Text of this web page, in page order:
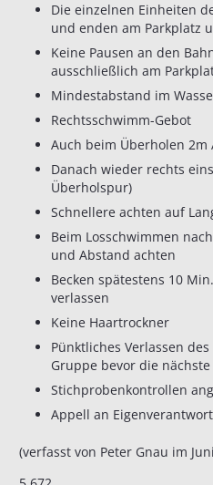
Die einzelnen Einheiten
und enden am Parkplatz
Keine Pausen an den
ausschließlich am
Mindestabstand im
Rechtsschwimm-Gebot
Auch beim Überholen 2m
Danach wieder rechts
Überholspur)
Schnellere achten auf
Beim Losschwimmen
und Abstand achten
Becken spätestens 10
verlassen
Keine Haartrockner
Pünktliches Verlassen
Gruppe bevor die
Stichprobenkontrollen
Appell an
(verfasst von Peter Gnau im